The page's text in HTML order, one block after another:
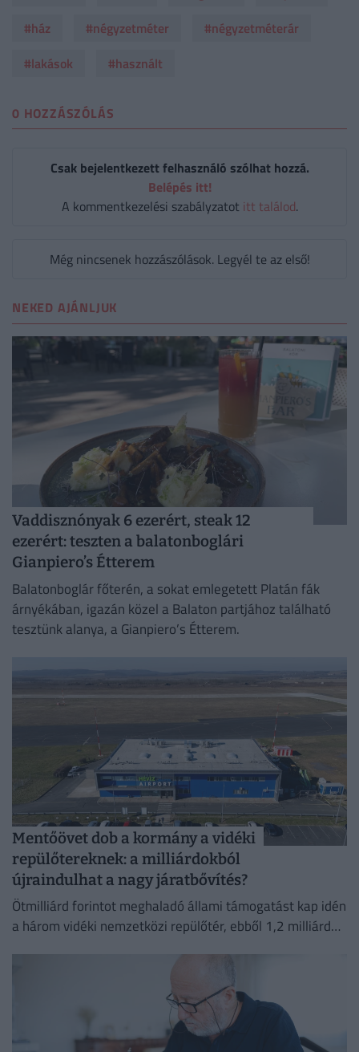
#ház
#négyzetméter
#négyzetméterár
#lakások
#használt
0 HOZZÁSZÓLÁS
Csak bejelentkezett felhasználó szólhat hozzá.
Belépés itt!
A kommentkezelési szabályzatot itt találod.
Még nincsenek hozzászólások. Legyél te az első!
NEKED AJÁNLJUK
Vaddisznónyak 6 ezerért, steak 12
ezerért: teszten a balatonboglári
Gianpiero’s Étterem
Balatonboglár főterén, a sokat emlegetett Platán fák
árnyékában, igazán közel a Balaton partjához található
tesztünk alanya, a Gianpiero’s Étterem.
Mentőövet dob a kormány a vidéki
repülőtereknek: a milliárdokból
újraindulhat a nagy járatbővítés?
Ötmilliárd forintot meghaladó állami támogatást kap idén
a három vidéki nemzetközi repülőtér, ebből 1,2 milliárd